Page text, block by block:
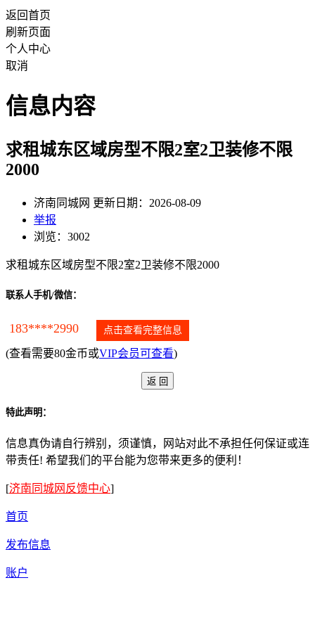
返回首页
刷新页面
个人中心
取消
信息内容
求租城东区域房型不限2室2卫装修不限
2000
济南同城网 更新日期：2026-08-09
举报
浏览：3002
求租城东区域房型不限2室2卫装修不限2000
联系人手机/微信：
183****2990 点击查看完整信息
(查看需要80金币或VIP会员可查看)
特此声明：
信息真伪请自行辨别，须谨慎，网站对此不承担任何保证或连
带责任! 希望我们的平台能为您带来更多的便利！
[济南同城网反馈中心]
首页
发布信息
账户